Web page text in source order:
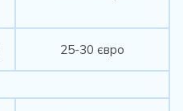
25-30 євро